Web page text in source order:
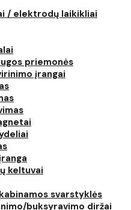
/ elektrodų laikikliai
priemonės
įrangai
keltuvai
svarstyklės
buksyravimo diržai